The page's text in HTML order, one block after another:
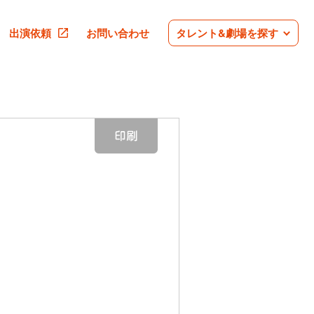
出演依頼 お問い合わせ タレント&劇場を探す